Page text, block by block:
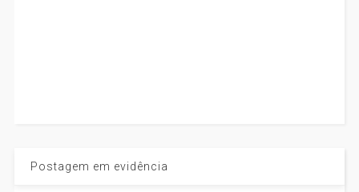
Postagem em evidência